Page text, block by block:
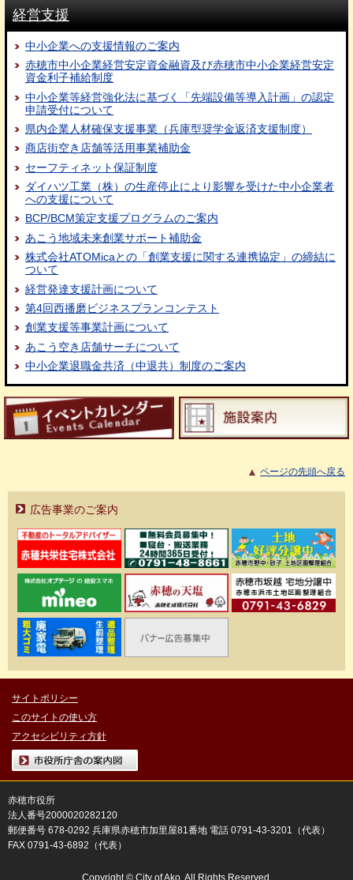
経営支援
中小企業への支援情報のご案内
赤穂市中小企業経営安定資金融資及び赤穂市中小企業経営安定
資金利子補給制度
中小企業等経営強化法に基づく「先端設備等導入計画」の認定
申請受付について
県内企業人材確保支援事業（兵庫型奨学金返済支援制度）
商店街空き店舗等活用事業補助金
セーフティネット保証制度
ダイハツ工業（株）の生産停止により影響を受けた中小企業者
への支援について
BCP/BCM策定支援プログラムのご案内
あこう地域未来創業サポート補助金
株式会社ATOMicaとの「創業支援に関する連携協定」の締結に
ついて
経営発達支援計画について
第4回西播磨ビジネスプランコンテスト
創業支援等事業計画について
あこう空き店舗サーチについて
中小企業退職金共済（中退共）制度のご案内
ページの先頭へ戻る
広告事業のご案内
サイトポリシー
このサイトの使い方
アクセシビリティ方針
市役所庁舎の案内図
赤穂市役所
法人番号2000020282120
郵便番号 678-0292 兵庫県赤穂市加里屋81番地 電話 0791-43-3201（代表）
FAX 0791-43-6892（代表）
Copyright © City of Ako. All Rights Reserved.